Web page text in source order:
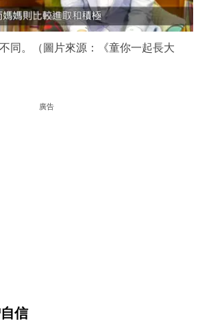
同。（圖片來源：《童你一起長大
廣告
信